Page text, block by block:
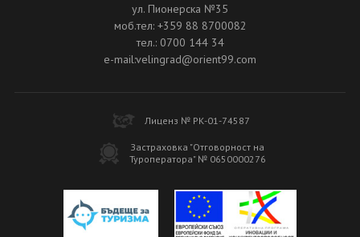
ул. Пионерска №35
моб.тел: +359 88 8700082
тел.: 0700 144 34
e-mail:velingrad@orient99.com
Лиценз № РК-01-74587
Застраховка "Отговорност на
Туроператора" № 0650000276